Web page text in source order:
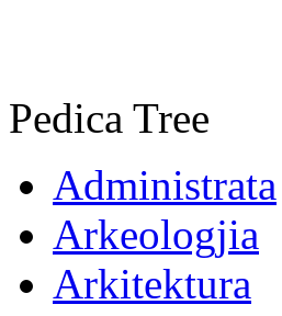
Pedica Tree
Administrata
Arkeologjia
Arkitektura